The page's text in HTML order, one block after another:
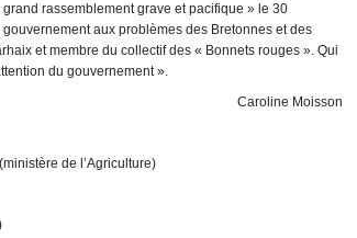
rassemblement grave et pacifique » le 30
aux problèmes des Bretonnes et des
et membre du collectif des « Bonnets rouges ». Qui
du gouvernement ».
Caroline Moisson
(ministère de l’Agriculture)